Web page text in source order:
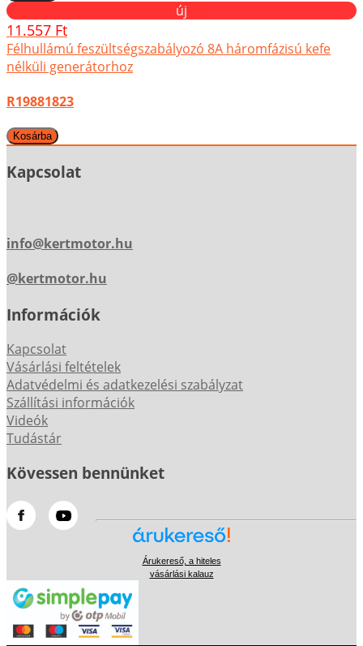
új
11.557 Ft
Félhullámú feszültségszabályozó 8A háromfázisú kefe
nélküli generátorhoz
R19881823
Kapcsolat
info@kertmotor.hu
@kertmotor.hu
Információk
Kapcsolat
Vásárlási feltételek
Adatvédelmi és adatkezelési szabályzat
Szállítási információk
Videók
Tudástár
Kövessen bennünket
Árukereső, a hiteles
vásárlási kalauz